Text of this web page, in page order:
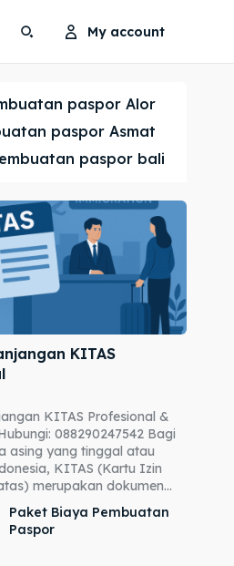
My account
paspor Alor
paspor Asmat
paspor bali
KITAS
KITAS Profesional &
088290247542 Bagi
asing yang tinggal atau
KITAS (Kartu Izin
merupakan dokumen...
Paket Biaya Pembuatan
Paspor